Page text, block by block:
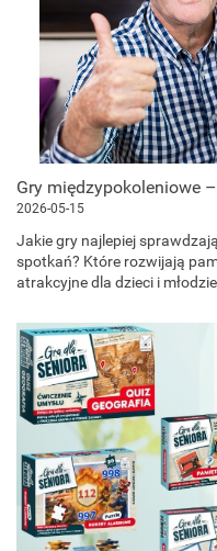
2026-05-15
Jakie gry najlepiej
spotkań? Które rozwijają
atrakcyjne dla dzieci i